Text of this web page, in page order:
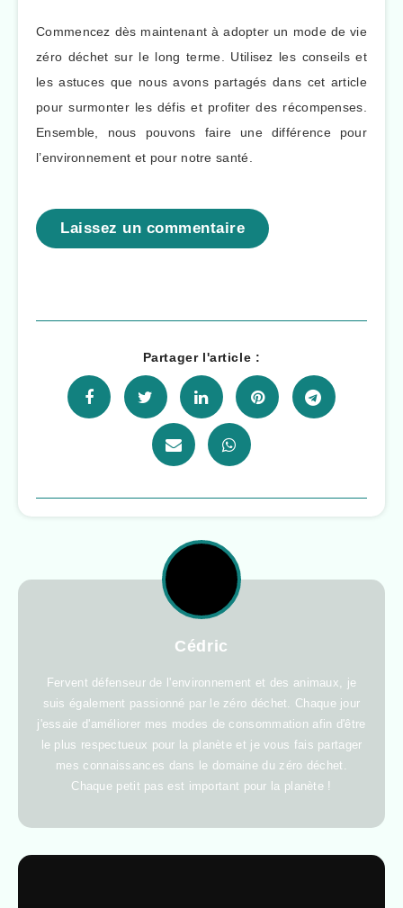
Commencez dès maintenant à adopter un mode de vie
zéro déchet sur le long terme. Utilisez les conseils et
les astuces que nous avons partagés dans cet article
pour surmonter les défis et profiter des récompenses.
Ensemble, nous pouvons faire une différence pour
l’environnement et pour notre santé.
Laissez un commentaire
Partager l'article :
Cédric
Fervent défenseur de l'environnement et des animaux, je
suis également passionné par le zéro déchet. Chaque jour
j'essaie d'améliorer mes modes de consommation afin d'être
le plus respectueux pour la planète et je vous fais partager
mes connaissances dans le domaine du zéro déchet.
Chaque petit pas est important pour la planète !